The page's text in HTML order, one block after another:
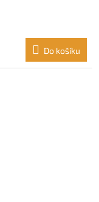
Do košíku